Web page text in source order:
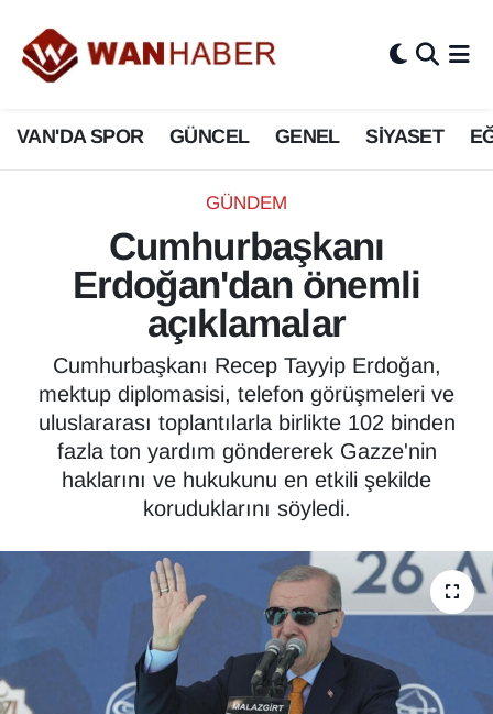
VAN'DA SPOR GÜNCEL GENEL SİYASET
GÜNDEM
Cumhurbaşkanı
Erdoğan'dan önemli
açıklamalar
Cumhurbaşkanı Recep Tayyip Erdoğan,
mektup diplomasisi, telefon görüşmeleri ve
uluslararası toplantılarla birlikte 102 binden
fazla ton yardım göndererek Gazze'nin
haklarını ve hukukunu en etkili şekilde
koruduklarını söyledi.
3.SAYFA
ASAYİŞ
BİLİM VE TEKNOLOJİ
Biyografi
Bölge Haberleri
ÇEVRE
Deprem
Dernekler, Odalar
EKONOMİ
Van Nöbetçi Eczaneler
Van Hava Durumu
Van Namaz Vakitleri
Van Trafik Yoğunluk Haritası
Süper Lig Puan Durumu ve Fikstür
Tüm Manşetler
Son Dakika Haberleri
Haber Arşivi